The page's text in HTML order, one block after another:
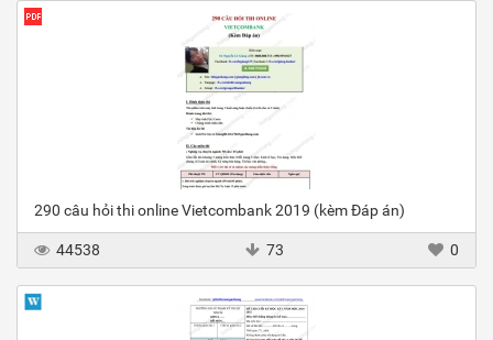
290 câu hỏi thi online Vietcombank 2019 (kèm Đáp án)
44538 73 0